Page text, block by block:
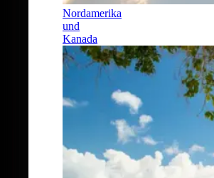
Nordamerika
und
Kanada